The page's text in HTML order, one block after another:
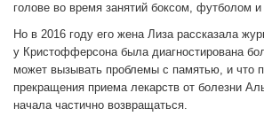
голове во время занятий боксом, футболом
Но в 2016 году его жена Лиза рассказала
у Кристофферсона была диагностирована
может вызывать проблемы с памятью, и что
прекращения приема лекарств от болезни
начала частично возвращаться.